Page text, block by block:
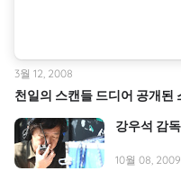
천일의 스캔들 드디어 공개된
3월 12, 2008
강우석 감
10월 08, 2009